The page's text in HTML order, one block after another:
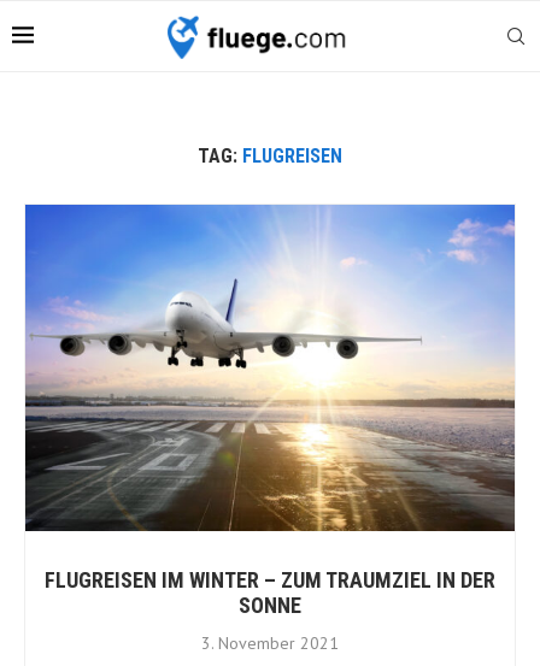
TAG: FLUGREISEN
FLUGREISEN IM WINTER – ZUM TRAUMZIEL IN DER
SONNE
3. November 2021